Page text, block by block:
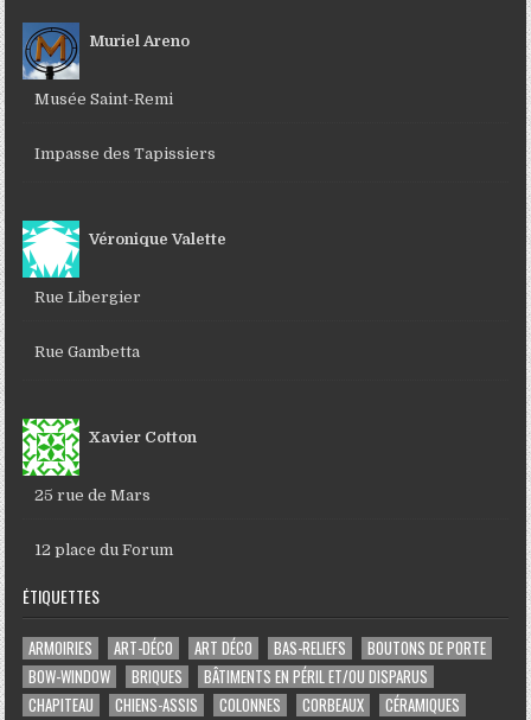
Muriel Areno
Musée Saint-Remi
Impasse des Tapissiers
Véronique Valette
Rue Libergier
Rue Gambetta
Xavier Cotton
25 rue de Mars
12 place du Forum
ÉTIQUETTES
ARMOIRIES ART-DÉCO ART DÉCO BAS-RELIEFS
BOUTONS DE PORTE
BOW-WINDOW
BRIQUES
BÂTIMENTS EN PÉRIL ET/OU DISPARUS
CHAPITEAU
CHIENS-ASSIS COLONNES CORBEAUX
CÉRAMIQUES